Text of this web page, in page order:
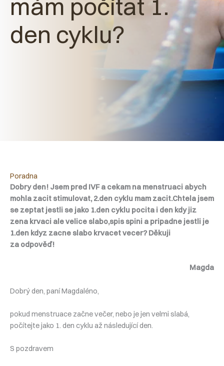
mám počítat 1.
den cyklu?
Poradna
Dobry den! Jsem pred IVF a cekam na menstruaci abych
mohla zacit stimulovat, 2.den cyklu mam zacit.Chtela jsem
se zeptat jestli se jako 1.den cyklu pocita i den kdy jiz
zena krvaci ale velice slabo,spis spini a pripadne jestli je
1.den kdyz zacne slabo krvacet vecer? Děkuji
za odpověď!
Magda
Dobrý den, paní Magdaléno,
pokud menstruace začne večer, nebo je jen velmi slabá,
počítejte jako 1. den cyklu až následující den.
S pozdravem